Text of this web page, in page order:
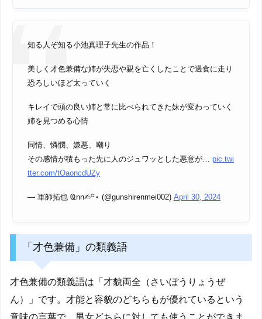
知る人ぞ知る小池真理子先生の作品！
美しく才色兼備な姉が失恋や親を亡くしたことで過食に走り
恐ろしいほど太っていく
キレイで頭の良い姉と常に比べられてきた妹が変わっていく
姉を見つめる心情
同情、憐憫、嫌悪、嘲り
その感情が積もった先に人のジュワッとした悪意が… pic.twi
tter.com/tOaoncdUZy
— 軍師拓也 Ҩnn✍︎꙳⋆ (@gunshirenmei002) April 30, 2024
「才色兼備」の類義語
才色兼備の類義語は「才貌両全（さいぼうりょうぜ
ん）」です。才能と容貌のどちらもが優れているという
意味の言葉で、男女どちらに対しても使うことができま